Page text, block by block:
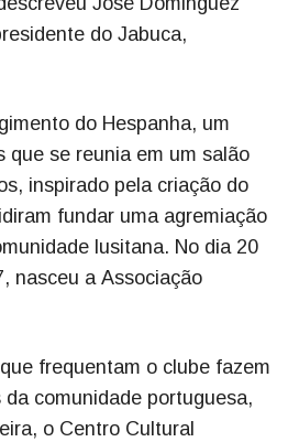
do Jabuca,
do Hespanha, um
que se reunia em um salão
inspirado pela criação do
fundar uma agremiação
lusitana. No dia 20
nasceu a Associação
frequentam o clube fazem
comunidade portuguesa,
o Centro Cultural